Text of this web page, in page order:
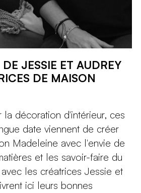
JESSIE ET AUDREY
DE MAISON
la décoration d'intérieur, ces
date viennent de créer
Madeleine avec l'envie de
et les savoir-faire du
les créatrices Jessie et
ici leurs bonnes